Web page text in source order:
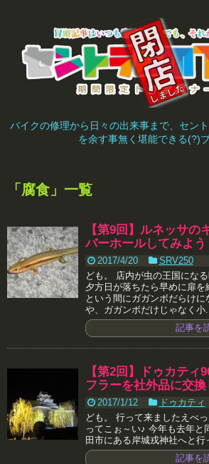
バイクの修理から日々の出来事まで、セン
を余す事無く堪能できる(?)ブ
「 腐食 」 一覧
【第9回】ルネッサの
バーホールしてみよう
2017/4/20
SRV250
ども。 店内が虫の王国にな
夕方日が落ちたら早めに扉を
という間にガガンボだらけ
や、ガガンボだけじゃなく小...
記事を
【第2回】ドゥカティ
フラーを社外品に交換
2017/1/12
ドゥカティ
ども。 行って来ましたえべ
ってこぉ～い♪ 今年も去年と
田市にある岸城戎神社へと行
記事を